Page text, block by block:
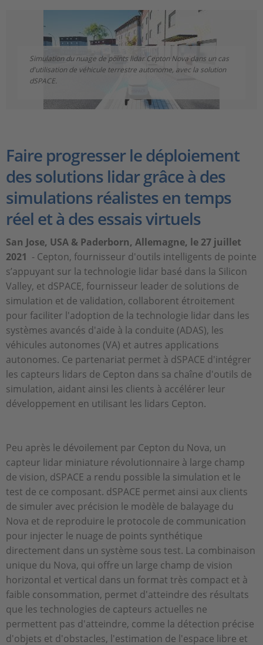
Simulation du nuage de points lidar Cepton Nova dans un cas
d'utilisation de véhicule terrestre autonome, avec la solution
dSPACE.
Faire progresser le déploiement
des solutions lidar grâce à des
simulations réalistes en temps
réel et à des essais virtuels
San Jose, USA & Paderborn, Allemagne, le 27 juillet
2021 - Cepton, fournisseur d'outils intelligents de pointe
s’appuyant sur la technologie lidar basé dans la Silicon
Valley, et dSPACE, fournisseur leader de solutions de
simulation et de validation, collaborent étroitement
pour faciliter l'adoption de la technologie lidar dans les
systèmes avancés d'aide à la conduite (ADAS), les
véhicules autonomes (VA) et autres applications
autonomes. Ce partenariat permet à dSPACE d'intégrer
les capteurs lidars de Cepton dans sa chaîne d'outils de
simulation, aidant ainsi les clients à accélérer leur
développement en utilisant les lidars Cepton.
Peu après le dévoilement par Cepton du Nova, un
capteur lidar miniature révolutionnaire à large champ
de vision, dSPACE a rendu possible la simulation et le
test de ce composant. dSPACE permet ainsi aux clients
de simuler avec précision le modèle de balayage du
Nova et de reproduire le protocole de communication
pour injecter le nuage de points synthétique
directement dans un système sous test. La combinaison
unique du Nova, qui offre un large champ de vision
horizontal et vertical dans un format très compact et à
faible consommation, permet d'atteindre des résultats
que les technologies de capteurs actuelles ne
permettent pas d'atteindre, comme la détection précise
d'objets et d'obstacles, l'estimation de l'espace libre et